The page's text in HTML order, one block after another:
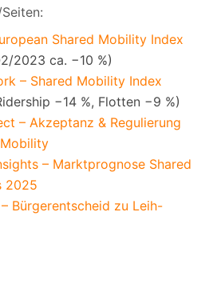
Shared Mobility Index
2023 ca. −10 %)
– Shared Mobility Index
−14 %, Flotten −9 %)
– Akzeptanz & Regulierung
– Marktprognose Shared
2025
Bürgerentscheid zu Leih-